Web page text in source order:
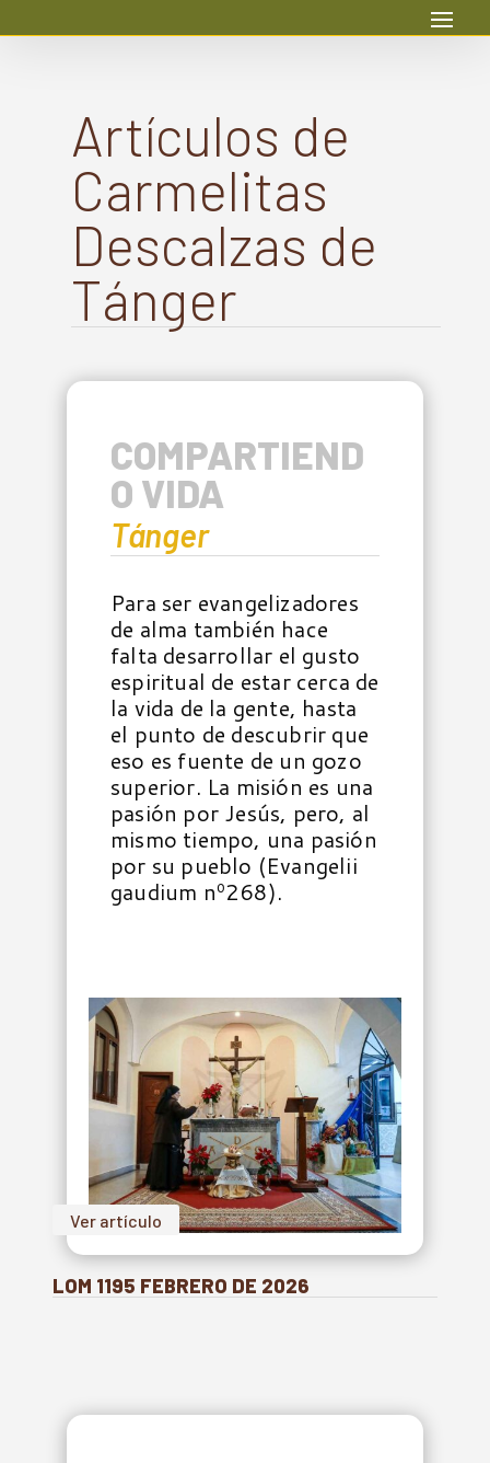
Artículos de
Carmelitas
Descalzas de
Tánger
COMPARTIEND
O VIDA
Tánger
Para ser evangelizadores
de alma también hace
falta desarrollar el gusto
espiritual de estar cerca de
la vida de la gente, hasta
el punto de descubrir que
eso es fuente de un gozo
superior. La misión es una
pasión por Jesús, pero, al
mismo tiempo, una pasión
por su pueblo (Evangelii
gaudium nº268).
Ver artículo
LOM 1195 FEBRERO DE 2026